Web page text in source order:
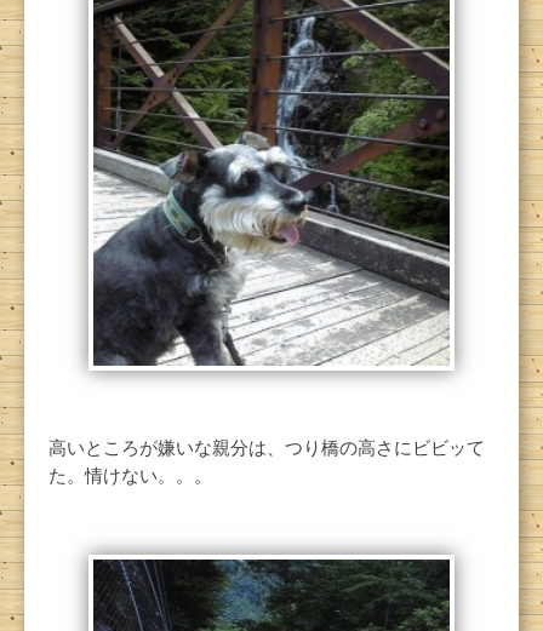
高いところが嫌いな親分は、つり橋の高さにビビッて
た。情けない。。。